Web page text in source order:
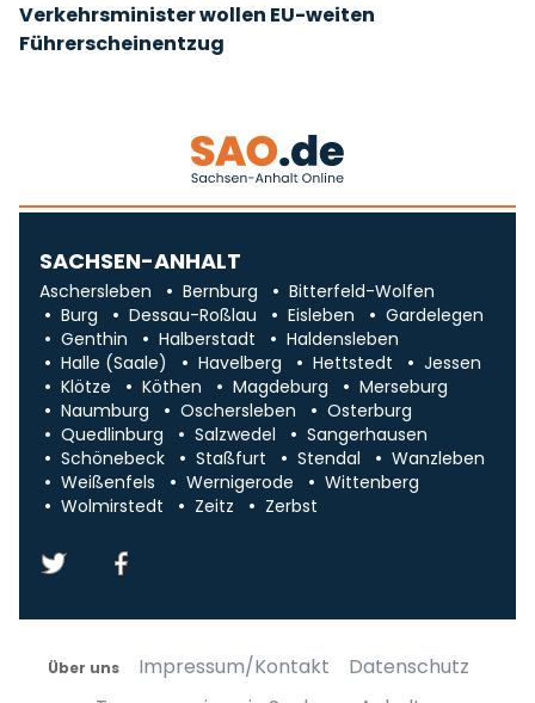
Verkehrsminister wollen EU-weiten
Führerscheinentzug
SACHSEN-ANHALT
Aschersleben Bernburg
Bitterfeld-Wolfen
Burg
Dessau-Roßlau Eisleben
Gardelegen
Genthin
Halberstadt
Haldensleben
Halle (Saale)
Havelberg Hettstedt
Jessen
Klötze
Köthen Magdeburg
Merseburg
Naumburg
Oschersleben
Osterburg
Quedlinburg
Salzwedel
Sangerhausen
Schönebeck
Staßfurt Stendal
Wanzleben
Weißenfels
Wernigerode
Wittenberg
Wolmirstedt
Zeitz Zerbst
Über uns Impressum/Kontakt
Datenschutz